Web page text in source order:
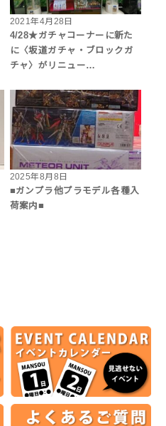
2021年4月28日
4/28★ガチャコーナーに新た
に〈坂道ガチャ・ブロックガ
チャ〉がリニュー…
2025年8月8日
■ガンプラ他プラモデル各種入
荷案内■